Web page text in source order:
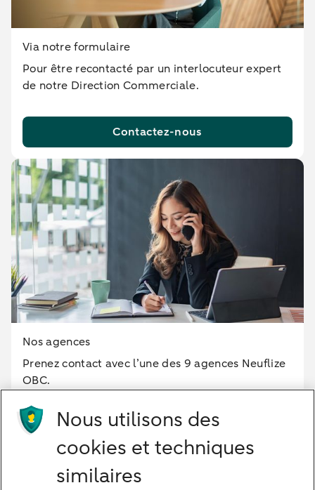
Via notre formulaire
Pour être recontacté par un interlocuteur expert
de notre Direction Commerciale.
Contactez-nous
Nos agences
Prenez contact avec l’une des 9 agences Neuflize
OBC.
+33 (0)6 69 29 05 68
Nous utilisons des
cookies et techniques
similaires